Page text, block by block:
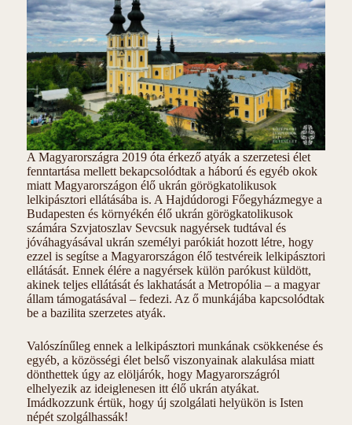
A Magyarországra 2019 óta érkező atyák a szerzetesi élet
fenntartása mellett bekapcsolódtak a háború és egyéb okok
miatt Magyarországon élő ukrán görögkatolikusok
lelkipásztori ellátásába is. A Hajdúdorogi Főegyházmegye a
Budapesten és környékén élő ukrán görögkatolikusok
számára Szvjatoszlav Sevcsuk nagyérsek tudtával és
jóváhagyásával ukrán személyi parókiát hozott létre, hogy
ezzel is segítse a Magyarországon élő testvéreik lelkipásztori
ellátását. Ennek élére a nagyérsek külön parókust küldött,
akinek teljes ellátását és lakhatását a Metropólia – a magyar
állam támogatásával – fedezi. Az ő munkájába kapcsolódtak
be a bazilita szerzetes atyák.
Valószínűleg ennek a lelkipásztori munkának csökkenése és
egyéb, a közösségi élet belső viszonyainak alakulása miatt
dönthettek úgy az elöljárók, hogy Magyarországról
elhelyezik az ideiglenesen itt élő ukrán atyákat.
Imádkozzunk értük, hogy új szolgálati helyükön is Isten
népét szolgálhassák!